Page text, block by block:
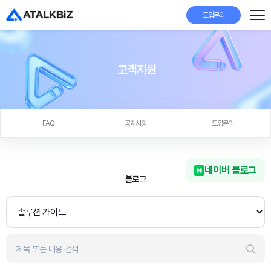
도입문의
고객지원
FAQ 공지사항 도입문의
블로그
네이버 블로그